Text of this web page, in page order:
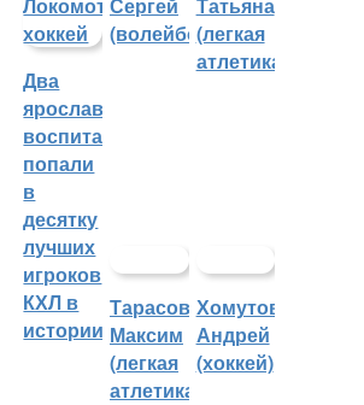
Два
ярославских
воспитанника
попали
в
десятку
лучших
игроков
КХЛ в
истории
(волейбол)(легкая
атлетика)
Тарасов
Максим
(легкая
атлетика)
Хомутов
Андрей
(хоккей)